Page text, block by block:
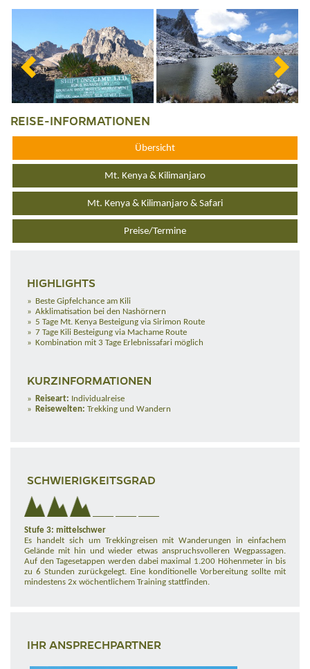
REISE-INFORMATIONEN
Übersicht
Mt. Kenya & Kilimanjaro
Mt. Kenya & Kilimanjaro & Safari
Preise/Termine
HIGHLIGHTS
Beste Gipfelchance am Kili
Akklimatisation bei den Nashörnern
5 Tage Mt. Kenya Besteigung via Sirimon Route
7 Tage Kili Besteigung via Machame Route
Kombination mit 3 Tage Erlebnissafari möglich
KURZINFORMATIONEN
Reiseart: Individualreise
Reisewelten: Trekking und Wandern
SCHWIERIGKEITSGRAD
Stufe 3: mittelschwer
Es handelt sich um Trekkingreisen mit Wanderungen in einfachem
Gelände mit hin und wieder etwas anspruchsvolleren Wegpassagen.
Auf den Tagesetappen werden dabei maximal 1.200 Höhenmeter in bis
zu 6 Stunden zurückgelegt. Eine konditionelle Vorbereitung sollte mit
mindestens 2x wöchentlichem Training stattfinden.
IHR ANSPRECHPARTNER